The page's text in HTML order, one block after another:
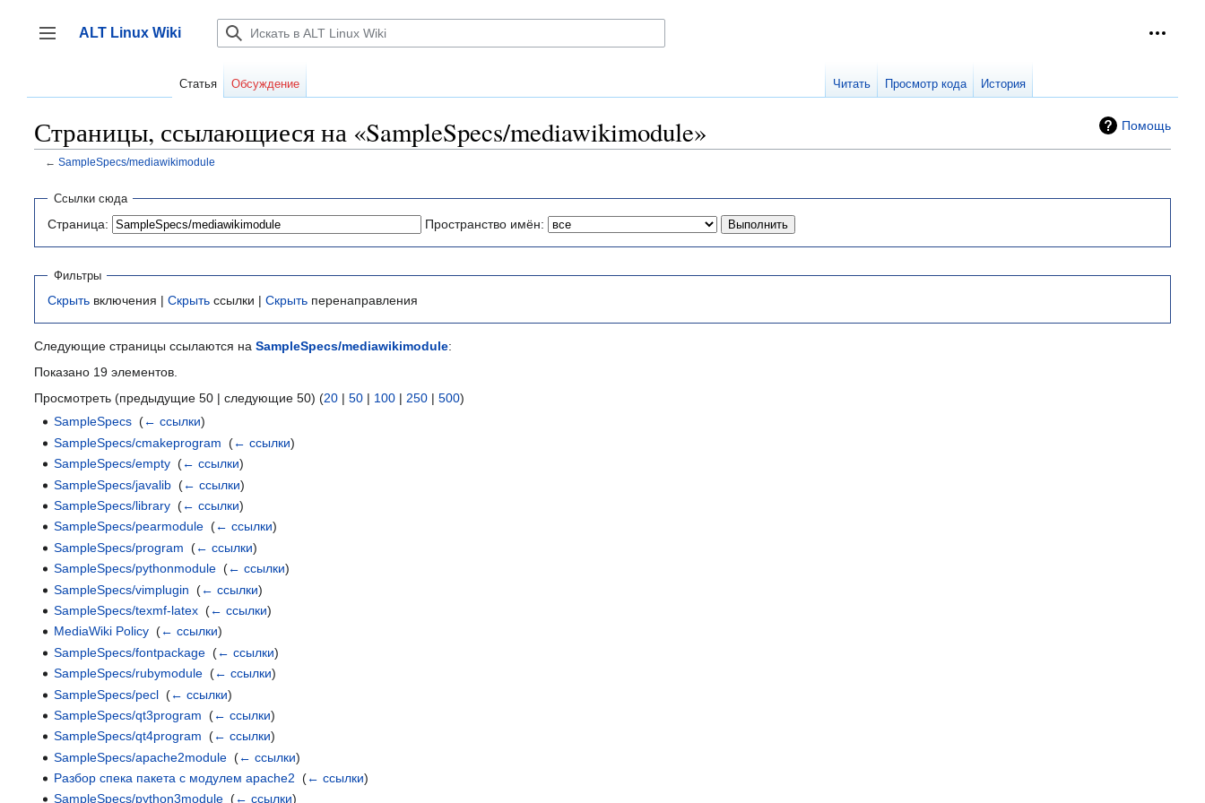
содержанию
Переключить боковую панель
ALT Linux Wiki
Статья Обсуждение Читать Просмотр кода История
Помощь
Страницы, ссылающиеся на «SampleSpecs/mediawikimodule»
← SampleSpecs/mediawikimodule
Ссылки сюда
Страница: Пространство имён:
Фильтры
Скрыть включения | Скрыть ссылки | Скрыть перенаправления
Следующие страницы ссылаются на SampleSpecs/mediawikimodule:
Показано 19 элементов.
Просмотреть (предыдущие 50 | следующие 50) (20 | 50 | 100 | 250 | 500)
SampleSpecs ‎(← ссылки)
SampleSpecs/cmakeprogram ‎(← ссылки)
SampleSpecs/empty ‎(← ссылки)
SampleSpecs/javalib ‎(← ссылки)
SampleSpecs/library ‎(← ссылки)
SampleSpecs/pearmodule ‎(← ссылки)
SampleSpecs/program ‎(← ссылки)
SampleSpecs/pythonmodule ‎(← ссылки)
SampleSpecs/vimplugin ‎(← ссылки)
SampleSpecs/texmf-latex ‎(← ссылки)
MediaWiki Policy ‎(← ссылки)
SampleSpecs/fontpackage ‎(← ссылки)
SampleSpecs/rubymodule ‎(← ссылки)
SampleSpecs/pecl ‎(← ссылки)
SampleSpecs/qt3program ‎(← ссылки)
SampleSpecs/qt4program ‎(← ссылки)
SampleSpecs/apache2module ‎(← ссылки)
Разбор спека пакета с модулем apache2 ‎(← ссылки)
SampleSpecs/python3module ‎(← ссылки)